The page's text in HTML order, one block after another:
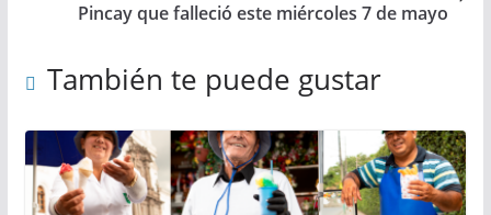
Pincay que falleció este miércoles 7 de mayo
También te puede gustar